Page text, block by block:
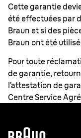
Cette garantie
été effectuées par
Braun et si des
Braun ont été
Pour toute
de garantie,
l’attestation de
Centre Service